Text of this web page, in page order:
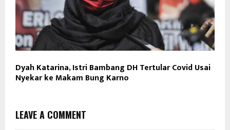
Dyah Katarina, Istri Bambang DH Tertular Covid Usai
Nyekar ke Makam Bung Karno
LEAVE A COMMENT